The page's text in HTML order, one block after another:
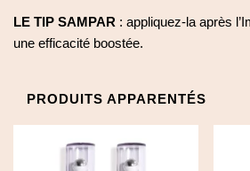
LE TIP SAMPAR : appliquez-la après
une efficacité boostée.
PRODUITS APPARENTÉS